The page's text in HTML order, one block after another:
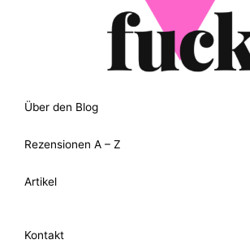
Über den Blog
Rezensionen A – Z
Artikel
Kontakt